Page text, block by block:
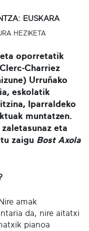
EUSKARA
HEZIKETA
oporretatik
Charriez
Urruñako
eskolatik
Iparraldeko
muntatzen.
eta
zaigu Bost Axola
amak
da, nire aitatxi
pianoa